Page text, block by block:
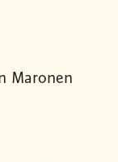
Maronen